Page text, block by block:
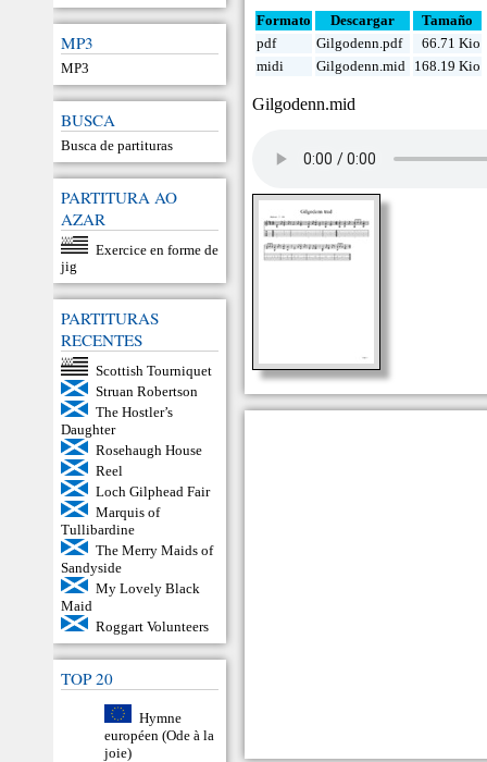
MP3
MP3
BUSCA
Busca de partituras
PARTITURA AO
AZAR
Exercice en forme de
jig
PARTITURAS
RECENTES
Scottish Tourniquet
Struan Robertson
The Hostler’s
Daughter
Rosehaugh House
Reel
Loch Gilphead Fair
Marquis of
Tullibardine
The Merry Maids of
Sandyside
My Lovely Black
Maid
Roggart Volunteers
TOP 20
Hymne
européen (Ode à la
joie)
Formato Descargar
Tamaño
pdf
Gilgodenn.pdf
66.71 Kio
midi
Gilgodenn.mid 168.19 Kio
Gilgodenn.mid